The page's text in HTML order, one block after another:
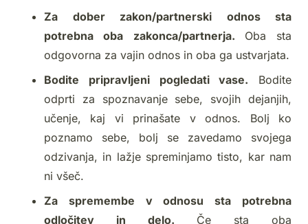
Za dober zakon/partnerski odnos sta
potrebna oba zakonca/partnerja. Oba sta
odgovorna za vajin odnos in oba ga ustvarjata.
Bodite pripravljeni pogledati vase. Bodite
odprti za spoznavanje sebe, svojih dejanjih,
učenje, kaj vi prinašate v odnos. Bolj ko
poznamo sebe, bolj se zavedamo svojega
odzivanja, in lažje spreminjamo tisto, kar nam
ni všeč.
Za spremembe v odnosu sta potrebna
odločitev in delo. Če sta oba